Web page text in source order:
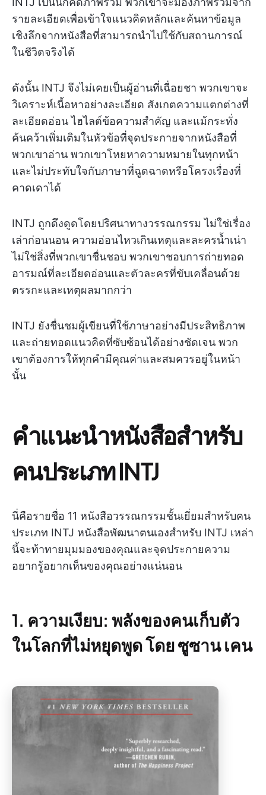
รายละเอียดเพื่อเข้าใจแนวคิดหลักและค้นหาข้อมูล
เชิงลึกจากหนังสือที่สามารถนำไปใช้กับสถานการณ์
ในชีวิตจริงได้
ดังนั้น INTJ จึงไม่เคยเป็นผู้อ่านที่เฉื่อยชา พวกเขาจะ
วิเคราะห์เนื้อหาอย่างละเอียด สังเกตความแตกต่างที่
ละเอียดอ่อน ไฮไลต์ข้อความสำคัญ และแม้กระทั่ง
ค้นคว้าเพิ่มเติมในหัวข้อที่จุดประกายจากหนังสือที่
พวกเขาอ่าน พวกเขาโหยหาความหมายในทุกหน้า
และไม่ประทับใจกับภาษาที่ฉูดฉาดหรือโครงเรื่องที่
คาดเดาได้
INTJ ถูกดึงดูดโดยปริศนาทางวรรณกรรม ไม่ใช่เรื่อง
เล่าก่อนนอน ความอ่อนไหวเกินเหตุและละครน้ำเน่า
ไม่ใช่สิ่งที่พวกเขาชื่นชอบ พวกเขาชอบการถ่ายทอด
อารมณ์ที่ละเอียดอ่อนและตัวละครที่ขับเคลื่อนด้วย
ตรรกะและเหตุผลมากกว่า
INTJ ยังชื่นชมผู้เขียนที่ใช้ภาษาอย่างมีประสิทธิภาพ
และถ่ายทอดแนวคิดที่ซับซ้อนได้อย่างชัดเจน พวก
เขาต้องการให้ทุกคำมีคุณค่าและสมควรอยู่ในหน้า
นั้น
คำแนะนำหนังสือสำหรับ
คนประเภท INTJ
นี่คือรายชื่อ 11 หนังสือวรรณกรรมชั้นเยี่ยมสำหรับคน
ประเภท INTJ หนังสือพัฒนาตนเองสำหรับ INTJ เหล่า
นี้จะท้าทายมุมมองของคุณและจุดประกายความ
อยากรู้อยากเห็นของคุณอย่างแน่นอน
1. ความเงียบ: พลังของคนเก็บตัว
ในโลกที่ไม่หยุดพูด โดย ซูซาน เคน